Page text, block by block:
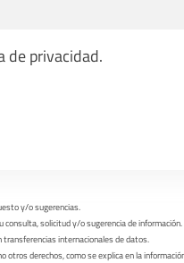
de privacidad.
y/o sugerencias.
solicitud y/o sugerencia de información.
internacionales de datos.
otros derechos, como se explica en la